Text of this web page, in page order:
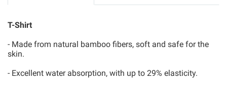
T-Shirt
- Made from natural bamboo fibers, soft and safe for the
skin.
- Excellent water absorption, with up to 29% elasticity.